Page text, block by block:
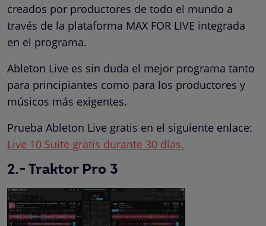
creados por productores de todo el mundo a
través de la plataforma MAX FOR LIVE integrada
en el programa.
Ableton Live es sin duda el mejor programa tanto
para principiantes como para los productores y
músicos más exigentes.
Prueba Ableton Live gratis en el siguiente enlace:
Live 10 Suite gratis durante 30 días.
2.- Traktor Pro 3